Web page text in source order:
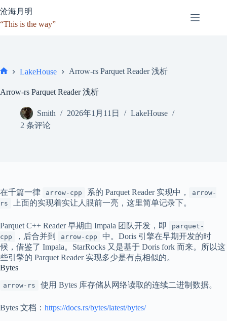
至
内
沧海月明
“This is the way”
页
LakeHouse Arrow-rs Parquet Reader 浅析
Arrow-rs Parquet Reader 浅析
Smith 2026年1月11日
LakeHouse
2 条评论
在千篇一律 arrow-cpp 系的 Parquet Reader 实现中，
arrow-
rs
上面的实现着实让人眼前一亮，这里简单记录下。
Parquet C++ Reader 早期由 Impala 团队开发，即
parquet-
cpp
，后合并到 arrow-cpp
中。Doris 引擎在早期开发的时
候，借鉴了 Impala。StarRocks 又是基于 Doris fork 而来。所以这
些引擎的 Parquet Reader 实现多少是有点相似的。
Bytes
arrow-rs 使用 Bytes 库存储从网络读取的连续二进制数据。
Bytes 文档： https://docs.rs/bytes/latest/bytes/